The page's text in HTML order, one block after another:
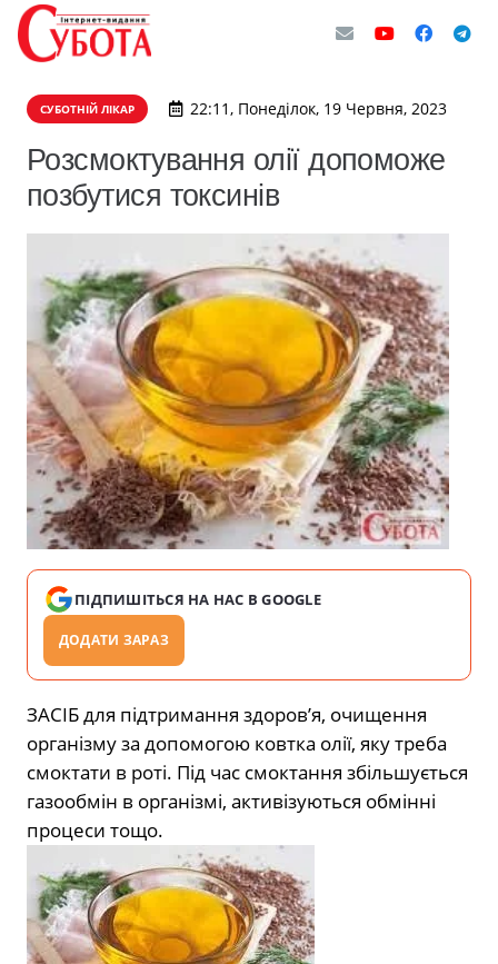
СУБОТНІЙ ЛІКАР 22:11, Понеділок, 19 Червня, 2023
Розсмоктування олії допоможе
позбутися токсинів
ПІДПИШІТЬСЯ НА НАС В GOOGLE
ДОДАТИ ЗАРАЗ
ЗАСІБ для підтримання здоров’я, очищення
організму за допомогою ковтка олії, яку треба
смоктати в роті. Під час смоктання збільшується
газообмін в організмі, активізуються обмінні
процеси тощо.